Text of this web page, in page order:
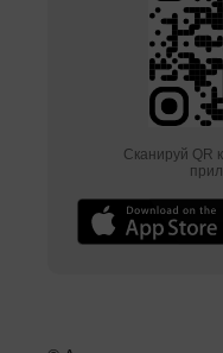
Сканируй QR